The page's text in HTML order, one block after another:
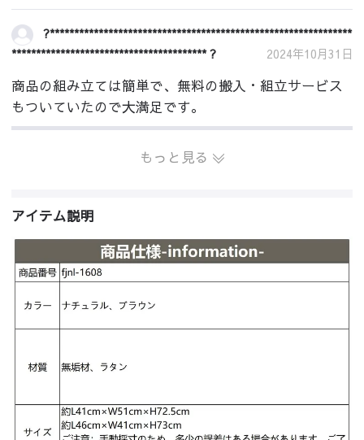
?**************************************************************
**************************************** ?
2024年10月31日
商品の組み立ては簡単で、無料の搬入・組立サービス
もついていたので大満足です。
もっと見る
アイテム説明